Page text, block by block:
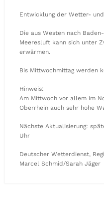
Entwicklung der Wetter-
Die aus Westen nach
Meeresluft kann sich unter
erwärmen.
Bis Mittwochmittag werden
Hinweis:
Am Mittwoch vor allem im
Oberrhein auch sehr hohe
Nächste Aktualisierung:
Uhr
Deutscher Wetterdienst,
Marcel Schmid/Sarah Jäger